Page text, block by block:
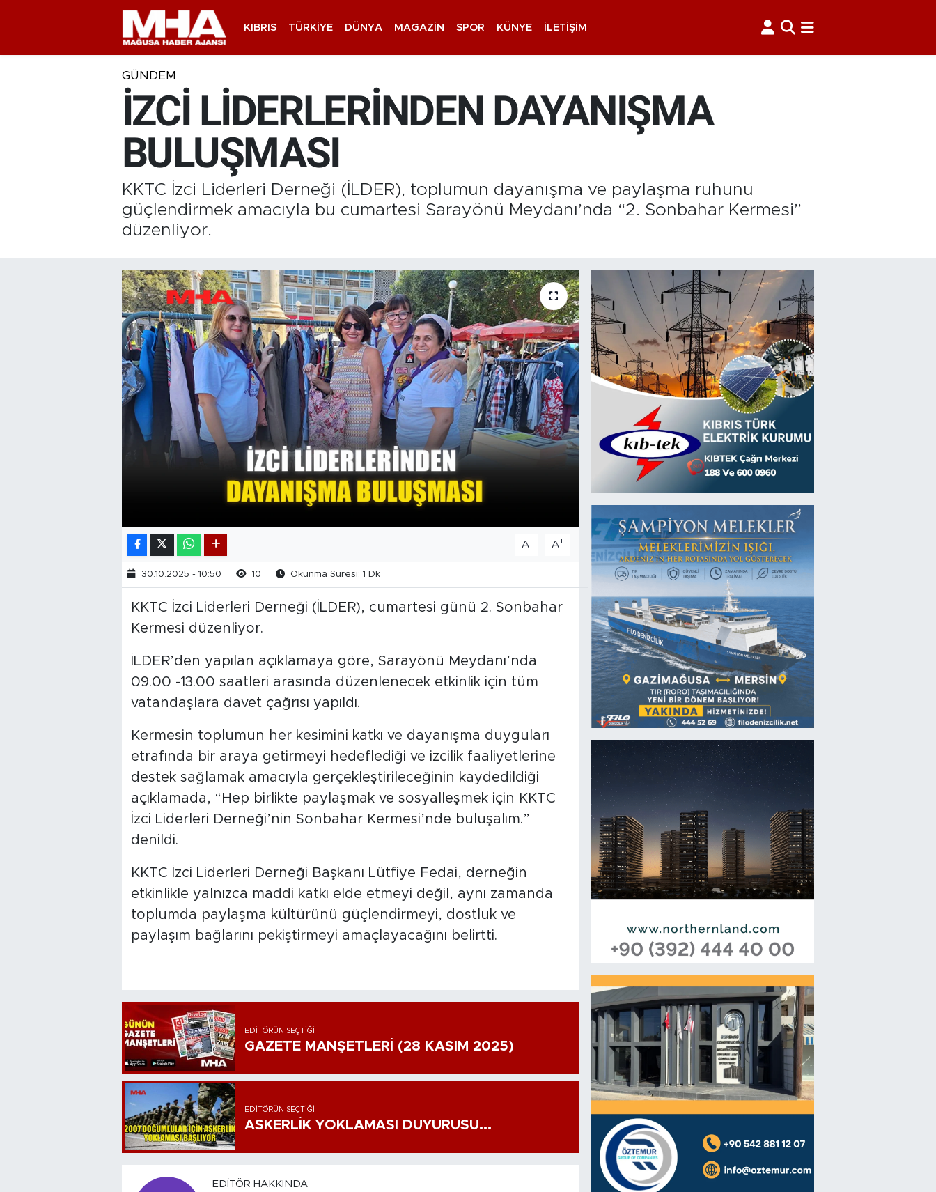
KIBRIS TÜRKIYE DÜNYA MAGAZIN SPOR KÜNYE İLETIŞIM
GÜNDEM
İZCİ LİDERLERİNDEN DAYANIŞMA
BULUŞMASI
KKTC İzci Liderleri Derneği (İLDER), toplumun dayanışma ve paylaşma ruhunu
güçlendirmek amacıyla bu cumartesi Sarayönü Meydanı’nda “2. Sonbahar Kermesi”
düzenliyor.
A- A+
30.10.2025 - 10:50 10 Okunma Süresi: 1 Dk
KKTC İzci Liderleri Derneği (İLDER), cumartesi günü 2. Sonbahar
Kermesi düzenliyor.
İLDER’den yapılan açıklamaya göre, Sarayönü Meydanı’nda
09.00 -13.00 saatleri arasında düzenlenecek etkinlik için tüm
vatandaşlara davet çağrısı yapıldı.
Kermesin toplumun her kesimini katkı ve dayanışma duyguları
etrafında bir araya getirmeyi hedeflediği ve izcilik faaliyetlerine
destek sağlamak amacıyla gerçekleştirileceğinin kaydedildiği
açıklamada, “Hep birlikte paylaşmak ve sosyalleşmek için KKTC
İzci Liderleri Derneği’nin Sonbahar Kermesi’nde buluşalım.”
denildi.
KKTC İzci Liderleri Derneği Başkanı Lütfiye Fedai, derneğin
etkinlikle yalnızca maddi katkı elde etmeyi değil, aynı zamanda
toplumda paylaşma kültürünü güçlendirmeyi, dostluk ve
paylaşım bağlarını pekiştirmeyi amaçlayacağını belirtti.
EDITÖRÜN SEÇTIĞI
GAZETE MANŞETLERİ (28 KASIM 2025)
EDITÖRÜN SEÇTIĞI
ASKERLİK YOKLAMASI DUYURUSU...
EDITÖR HAKKINDA